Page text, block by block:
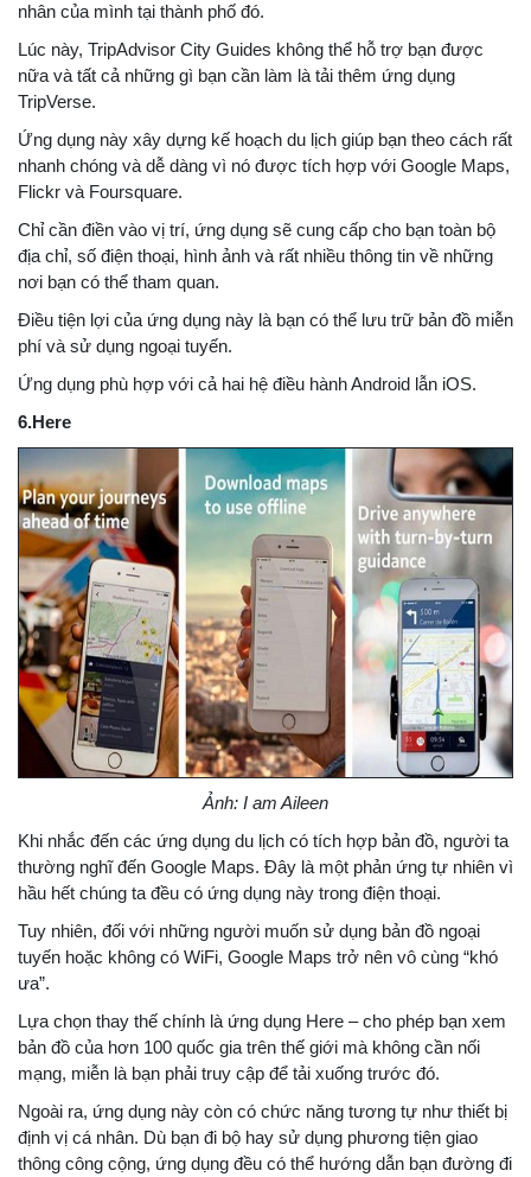
nhân của mình tại thành phố đó.
Lúc này, TripAdvisor City Guides không thể hỗ trợ bạn được
nữa và tất cả những gì bạn cần làm là tải thêm ứng dụng
TripVerse.
Ứng dụng này xây dựng kế hoạch du lịch giúp bạn theo cách rất
nhanh chóng và dễ dàng vì nó được tích hợp với Google Maps,
Flickr và Foursquare.
Chỉ cần điền vào vị trí, ứng dụng sẽ cung cấp cho bạn toàn bộ
địa chỉ, số điện thoại, hình ảnh và rất nhiều thông tin về những
nơi bạn có thể tham quan.
Điều tiện lợi của ứng dụng này là bạn có thể lưu trữ bản đồ miễn
phí và sử dụng ngoại tuyến.
Ứng dụng phù hợp với cả hai hệ điều hành Android lẫn iOS.
6.Here
Ảnh: I am Aileen
Khi nhắc đến các ứng dụng du lịch có tích hợp bản đồ, người ta
thường nghĩ đến Google Maps. Đây là một phản ứng tự nhiên vì
hầu hết chúng ta đều có ứng dụng này trong điện thoại.
Tuy nhiên, đối với những người muốn sử dụng bản đồ ngoại
tuyến hoặc không có WiFi, Google Maps trở nên vô cùng “khó
ưa”.
Lựa chọn thay thế chính là ứng dụng Here – cho phép bạn xem
bản đồ của hơn 100 quốc gia trên thế giới mà không cần nối
mạng, miễn là bạn phải truy cập để tải xuống trước đó.
Ngoài ra, ứng dụng này còn có chức năng tương tự như thiết bị
định vị cá nhân. Dù bạn đi bộ hay sử dụng phương tiện giao
thông công cộng, ứng dụng đều có thể hướng dẫn bạn đường đi